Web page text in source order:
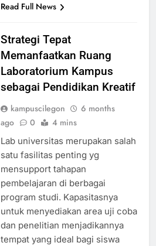
Read Full News
Strategi Tepat
Memanfaatkan Ruang
Laboratorium Kampus
sebagai Pendidikan Kreatif
kampuscilegon
6 months
ago
0 4 mins
Lab universitas merupakan salah
satu fasilitas penting yg
mensupport tahapan
pembelajaran di berbagai
program studi. Kapasitasnya
untuk menyediakan area uji coba
dan penelitian menjadikannya
tempat yang ideal bagi siswa